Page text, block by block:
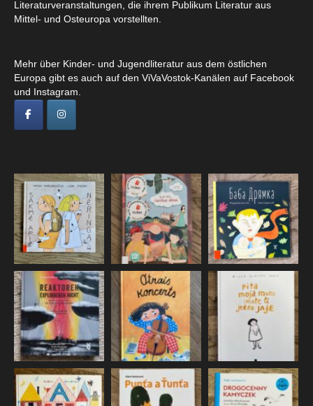
Literaturveranstaltungen, die ihrem Publikum Literatur aus
Mittel- und Osteuropa vorstellten.
Mehr über Kinder- und Jugendliteratur aus dem östlichen
Europa gibt es auch auf den ViVaVostok-Kanälen auf Facebook
und Instagram.